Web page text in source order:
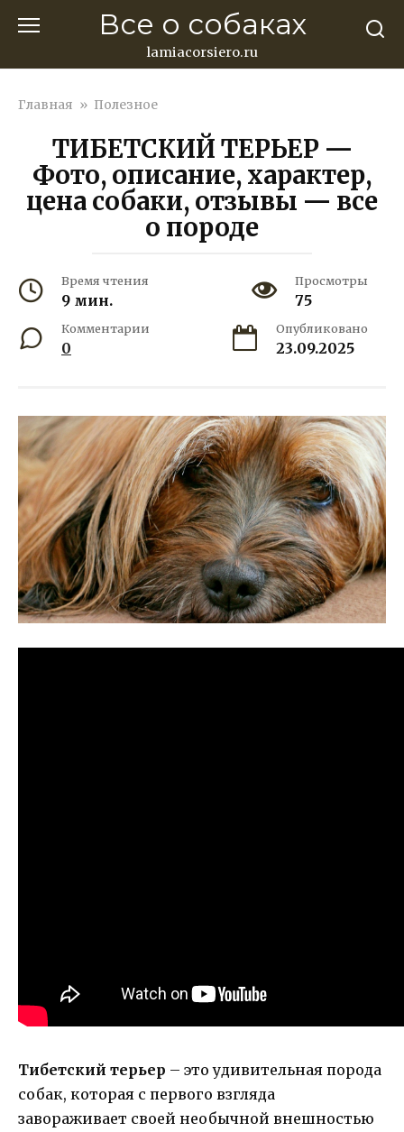
Все о собаках
lamiacorsiero.ru
Главная » Полезное
ТИБЕТСКИЙ ТЕРЬЕР —
Фото, описание, характер,
цена собаки, отзывы — все
о породе
Время чтения
9 мин.
Просмотры
75
Комментарии
0
Опубликовано
23.09.2025
Тибетский терьер – это удивительная порода
собак, которая с первого взгляда
завораживает своей необычной внешностью